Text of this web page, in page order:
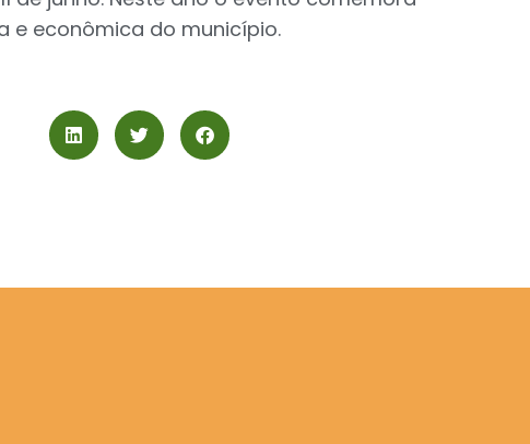
e econômica do município.